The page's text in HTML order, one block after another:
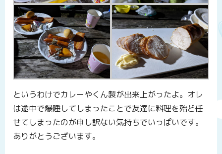
というわけでカレーやくん製が出来上がったよ。オレ
は途中で爆睡してしまったことで友達に料理を殆ど任
せてしまったのが申し訳ない気持ちでいっぱいです。
ありがとうございます。